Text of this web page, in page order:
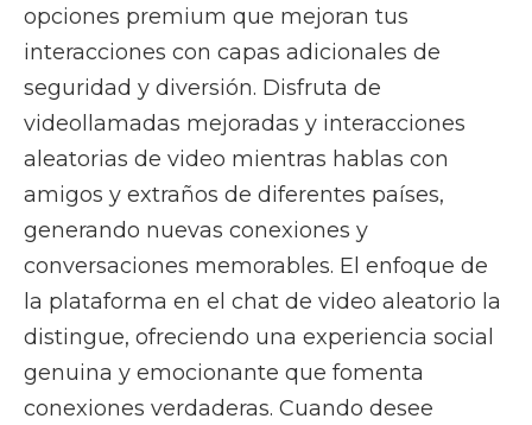
opciones premium que mejoran tus
interacciones con capas adicionales de
seguridad y diversión. Disfruta de
videollamadas mejoradas y interacciones
aleatorias de video mientras hablas con
amigos y extraños de diferentes países,
generando nuevas conexiones y
conversaciones memorables. El enfoque de
la plataforma en el chat de video aleatorio la
distingue, ofreciendo una experiencia social
genuina y emocionante que fomenta
conexiones verdaderas. Cuando desee